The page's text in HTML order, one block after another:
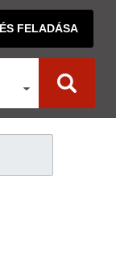
FELADÁSA